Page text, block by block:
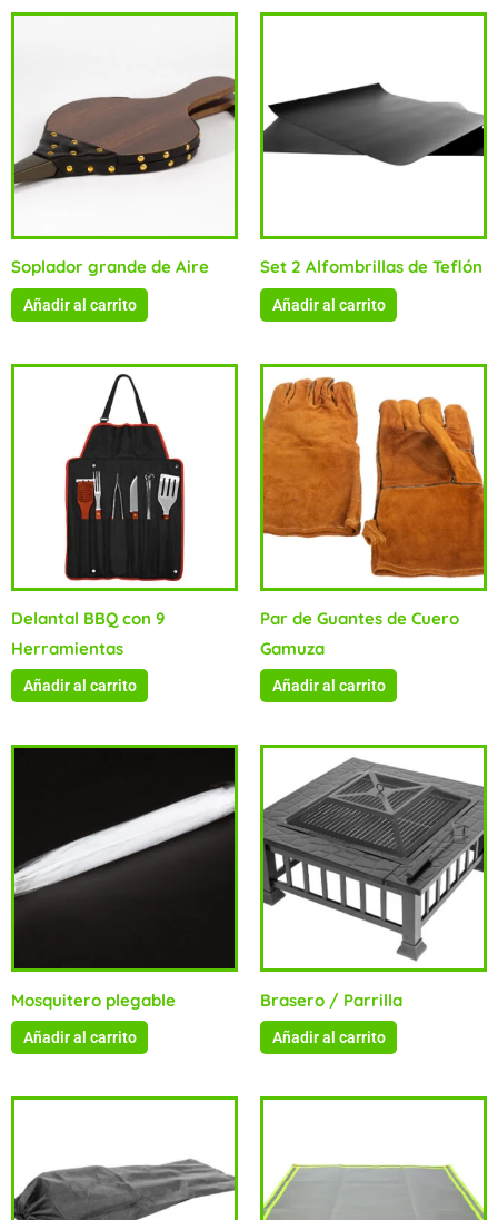
Soplador grande de Aire
Añadir al carrito
Set 2 Alfombrillas de Teflón
Añadir al carrito
Delantal BBQ con 9
Herramientas
Añadir al carrito
Par de Guantes de Cuero
Gamuza
Añadir al carrito
Mosquitero plegable
Añadir al carrito
Brasero / Parrilla
Añadir al carrito